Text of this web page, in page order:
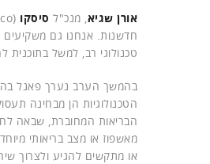
אורן שגיא, מנכ"ל סיסקו
חדשנות. אנחנו גם משקיעים
טכנולוגי רב, למשל
בהמשך הערב נערך פאנל
הטכנולוגיות הן מבחינה
הבריאות המחוברת, שבאה
מאשפוז או מצב בריאותי
או מתקשים להגיע ולצרוך